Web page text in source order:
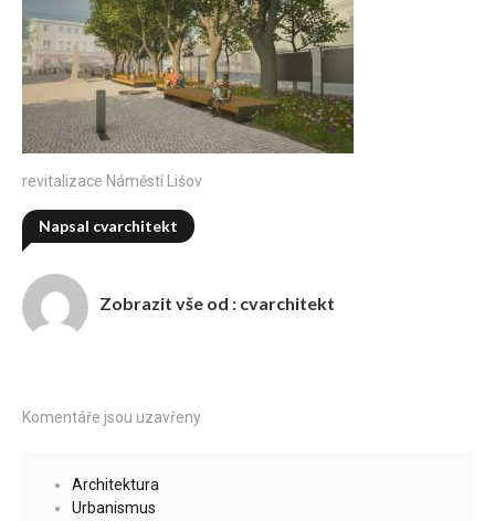
revitalizace Náměstí Lišov
Napsal cvarchitekt
Zobrazit vše od : cvarchitekt
Komentáře jsou uzavřeny
Architektura
Urbanismus